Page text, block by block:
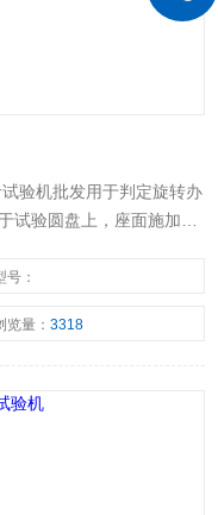
验机批发用于判定旋转办
试验圆盘上，座面施加负
号：
览量：3318